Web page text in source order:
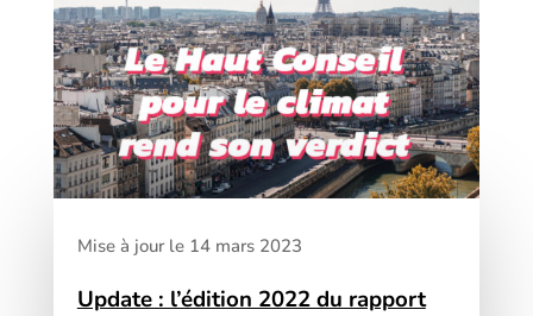
Mise à jour le 14 mars 2023
Update : l’édition 2022 du rapport